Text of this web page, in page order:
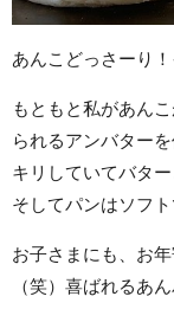
あんこどっさーり
もともと私があん
られるアンバター
キリしていてバタ
そしてパンはソフ
お子さまにも、お
（笑）喜ばれるあ